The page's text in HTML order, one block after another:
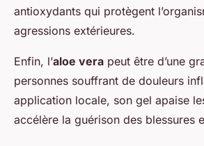
antioxydants qui protègent
agressions extérieures.
Enfin, l’aloe vera peut être d’une
personnes souffrant de douleurs
application locale, son gel apaise
accélère la guérison des blessures